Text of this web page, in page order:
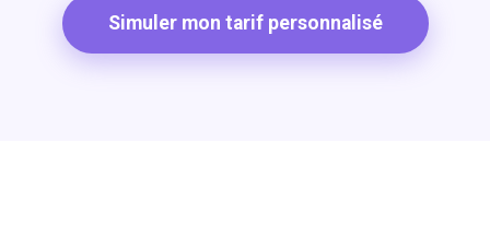
Simuler mon tarif personnalisé